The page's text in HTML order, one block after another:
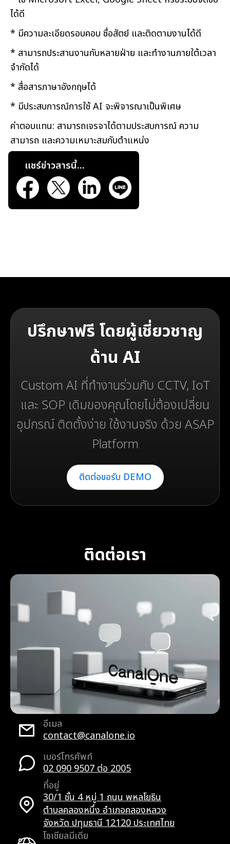
ได้ดี
* มีความละเอียดรอบคอบ ซื่อสัตย์ และติดตามงานได้ดี
* สามารถประสานงานกับหลายฝ่าย และทำงานภายใต้เวลา
จำกัดได้
* สื่อสารภาษาอังกฤษได้
* มีประสบการณ์การใช้ AI จะพิจารณาเป็นพิเศษ
ค่าตอบแทน: สามารถเจรจาได้ตามประสบการณ์ ความ
สามารถ และความเหมาะสมกับตำแหน่ง
แชร์ข่าวสารนี้...
ปรึกษาฟรี โดยผู้เชี่ยวชาญ
ด้าน AI
Custom AI ที่ทำงานร่วมกับ CCTV, IoT
และ SOP เดิมของคุณโดยไม่ต้องเปลี่ยน
อุปกรณ์ ติดตั้งง่าย ใช้งานจริง ด้วย ASAP
Platform
ติดต่อขอรับ DEMO
ติดต่อเรา
อีเมล
contact@canalone.io
เบอร์โทรศัพท์
02 090 9507 ต่อ 2005
ที่อยู่
30/1 ชั้น 4 หมู่ 1 ถนน พหลโยธิน
ตำบลคลองหนึ่ง อำเภอคลองหลวง
จังหวัด ปทุมธานี 12120 ประเทศไทย
โซเชียลมีเดีย